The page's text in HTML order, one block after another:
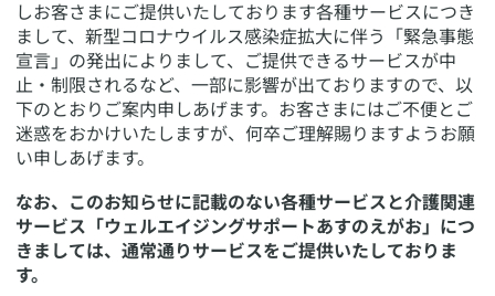
しお客さまにご提供いたしております各種サービスにつき
まして、新型コロナウイルス感染症拡大に伴う「緊急事態
宣言」の発出によりまして、ご提供できるサービスが中
止・制限されるなど、一部に影響が出ておりますので、以
下のとおりご案内申しあげます。お客さまにはご不便とご
迷惑をおかけいたしますが、何卒ご理解賜りますようお願
い申しあげます。
なお、このお知らせに記載のない各種サービスと介護関連
サービス「ウェルエイジングサポートあすのえがお」につ
きましては、通常通りサービスをご提供いたしておりま
す。